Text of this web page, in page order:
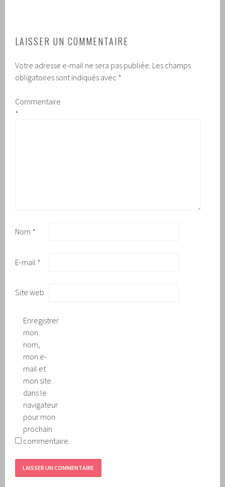
LAISSER UN COMMENTAIRE
Votre adresse e-mail ne sera pas publiée. Les champs
obligatoires sont indiqués avec *
Commentaire
*
Nom *
E-mail *
Site web
Enregistrer
mon
nom,
mon e-
mail et
mon site
dans le
navigateur
pour mon
prochain
commentaire.